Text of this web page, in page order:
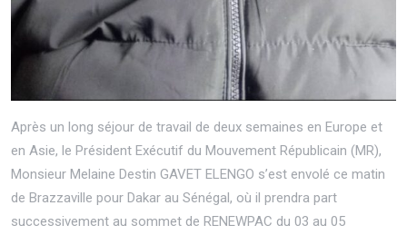
Après un long séjour de travail de deux semaines en Europe et
en Asie, le Président Exécutif du Mouvement Républicain (MR),
Monsieur Melaine Destin GAVET ELENGO s’est envolé ce matin
de Brazzaville pour Dakar au Sénégal, où il prendra part
successivement au sommet de RENEWPAC du 03 au 05